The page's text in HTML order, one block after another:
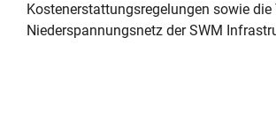
Kostenerstattungsregelungen sowie
Niederspannungsnetz der SWM